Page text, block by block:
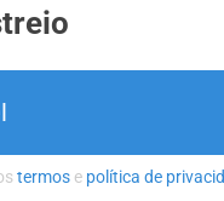
termos e política de